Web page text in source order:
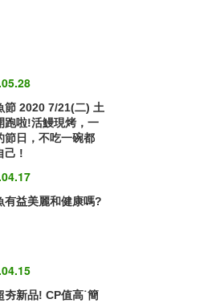
節 2020 7/21(二) 土
跑啦!活鰻現烤，一
節日，不吃一碗都
己 !
有益美麗和健康嗎?
夯新品! CP值高˙簡